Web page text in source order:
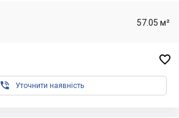
57.05 м²

 Уточнити наявність